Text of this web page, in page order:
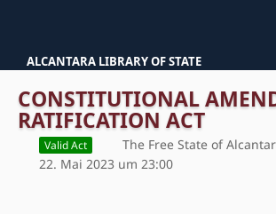
ALCANTARA LIBRARY OF STATE
CONSTITUTIONAL
RATIFICATION ACT
Valid Act
The Free State of
22. Mai 2023 um 23:00